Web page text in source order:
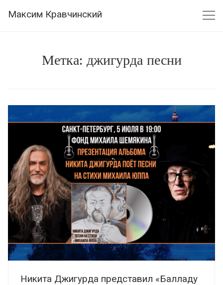
Максим Кравчинский
Метка: джигурда песни
Никита Джигурда представил «Балладу